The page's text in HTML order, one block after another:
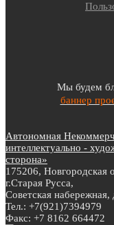
Мы будем
баннер
Автономная
интеллектуально -
сторона»
175206, Новгородская
г.Старая Русса,
Советская набережная,
Тел.: +7(921)7394979
Факс: +7 8162 664472